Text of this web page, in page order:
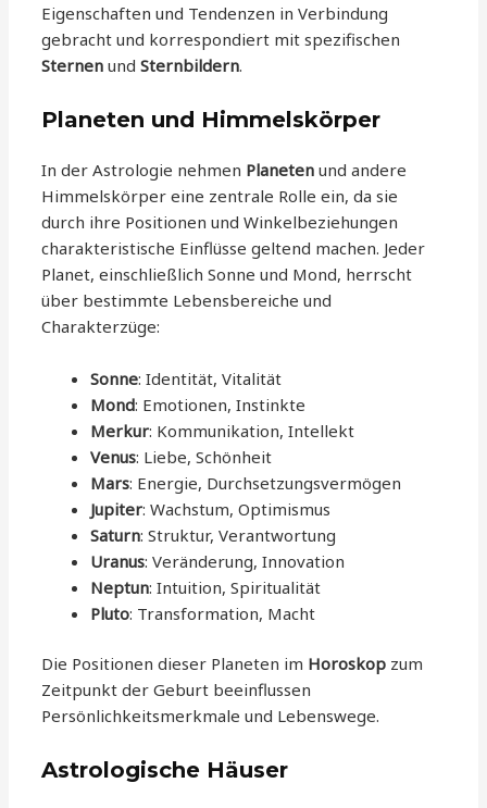
Eigenschaften und Tendenzen in Verbindung
gebracht und korrespondiert mit spezifischen
Sternen undSternbildern.
Planeten und Himmelskörper
In der Astrologie nehmen Planeten und andere
Himmelskörper eine zentrale Rolle ein, da sie
durch ihre Positionen und Winkelbeziehungen
charakteristische Einflüsse geltend machen. Jeder
Planet, einschließlich Sonne und Mond, herrscht
über bestimmte Lebensbereiche und
Charakterzüge:
Sonne: Identität, Vitalität
Mond: Emotionen, Instinkte
Merkur: Kommunikation, Intellekt
Venus: Liebe, Schönheit
Mars: Energie, Durchsetzungsvermögen
Jupiter: Wachstum, Optimismus
Saturn: Struktur, Verantwortung
Uranus: Veränderung, Innovation
Neptun: Intuition, Spiritualität
Pluto: Transformation, Macht
Die Positionen dieser Planeten im Horoskop zum
Zeitpunkt der Geburt beeinflussen
Persönlichkeitsmerkmale und Lebenswege.
Astrologische Häuser